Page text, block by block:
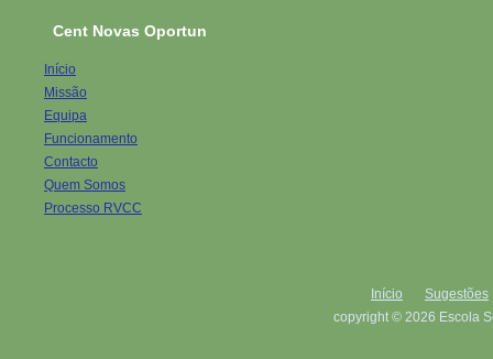
Cent Novas Oportun
Início
Missão
Equipa
Funcionamento
Contacto
Quem Somos
Processo RVCC
Início
Sugestões
copyright © 2026 Escola